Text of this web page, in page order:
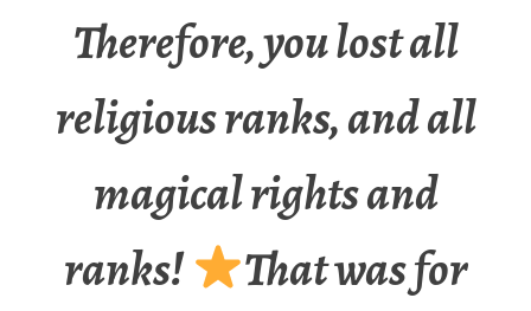
Therefore, you lost all
religious ranks, and all
magical rights and
ranks!
That was for